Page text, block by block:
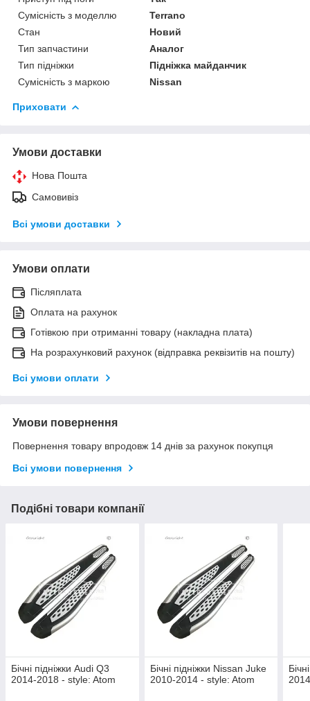
Сумісність з моделлю
Terrano
Стан
Новий
Тип запчастини
Аналог
Тип підніжки
Підніжка майданчик
Сумісність з маркою
Nissan
Приховати
Умови доставки
Нова Пошта
Самовивіз
Всі умови доставки
Умови оплати
Післяплата
Оплата на рахунок
Готівкою при отриманні товару (накладна плата)
На розрахунковий рахунок (відправка реквізитів на пошту)
Всі умови оплати
Умови повернення
Повернення товару впродовж 14 днів за рахунок покупця
Всі умови повернення
Подібні товари компанії
Бічні підніжки Audi Q3
2014-2018 - style: Atom
Бічні підніжки Nissan Juke
2010-2014 - style: Atom